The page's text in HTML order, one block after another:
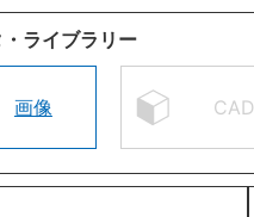
ライブラリー
画像 CAD